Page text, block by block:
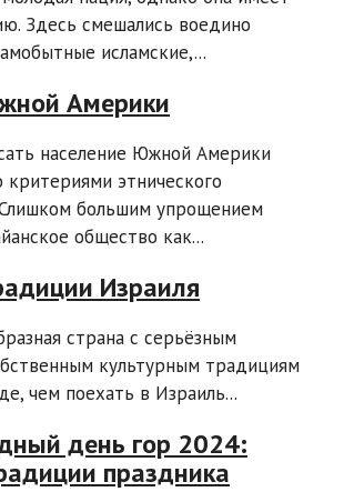
Здесь смешались воедино
исламские,...
Америки
население Южной Америки
критериями этнического
большим упрощением
общество как...
Израиля
страна с серьёзным
культурным традициям
чем поехать в Израиль...
день гор 2024:
праздника